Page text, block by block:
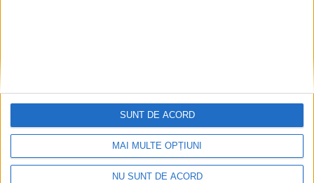
MAI MULTE OPȚIUNI
NU SUNT DE ACORD
SUNT DE ACORD